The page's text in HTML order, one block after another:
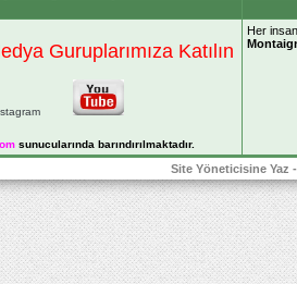
Guruplarımıza Katılın
sunucularında barındırılmaktadır.
Her
Site Yöneticisine Yaz